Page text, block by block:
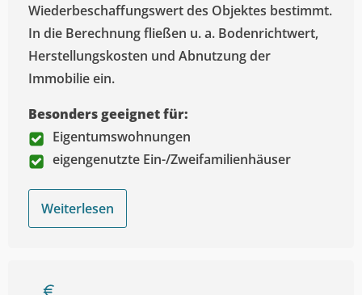
Wiederbeschaffungswert des Objektes bestimmt.
In die Berechnung fließen u. a. Bodenrichtwert,
Herstellungskosten und Abnutzung der
Immobilie ein.
Besonders geeignet für:
Eigentumswohnungen
eigengenutzte Ein-/Zweifamilienhäuser
Weiterlesen